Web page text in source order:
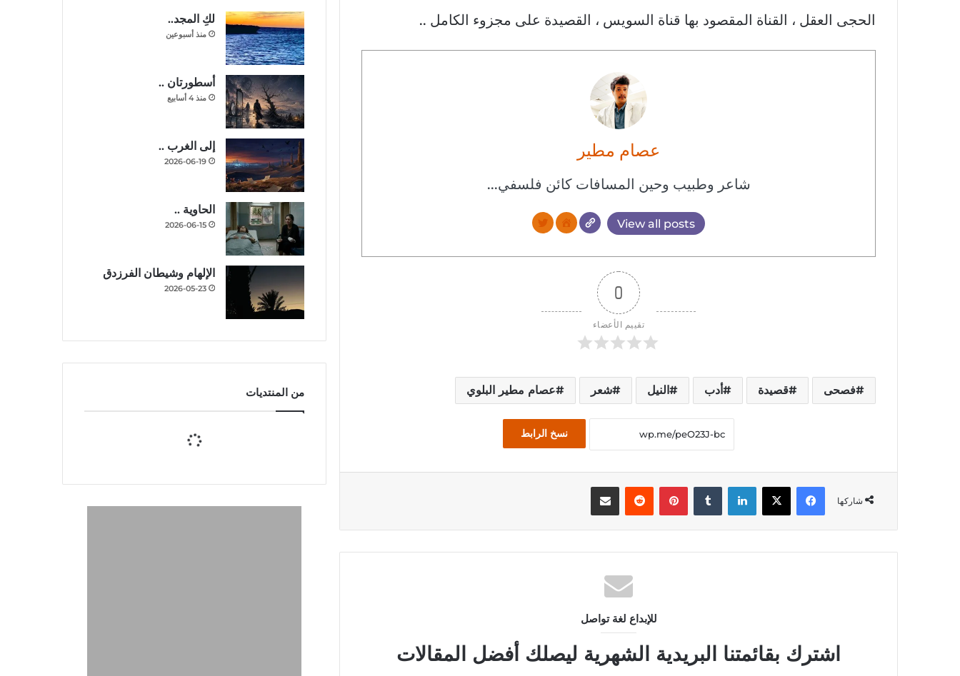
الحجى العقل ، القناة المقصود بها قناة السويس ، القصيدة على مجزوء الكامل ..
عصام مطير
شاعر وطبيب وحين المسافات كائن فلسفي...
View all posts
0
تقييم الأعضاء
فصحى قصيدة أدب النيل شعر عصام مطير البلوي
نسخ الرابط
شاركها
فيسبوك‫X لينكدإن بينتيريست مشاركة عبر البريد
للإبداع لغة تواصل
اشترك بقائمتنا البريدية الشهرية ليصلك أفضل المقالات
لكِ المجد..
منذ أسبوعين
أسطورتان ..
منذ 4 أسابيع
إلى الغرب ..
2026-06-19
الحاوية ..
2026-06-15
الإلهام وشيطان الفرزدق
2026-05-23
من المنتديات